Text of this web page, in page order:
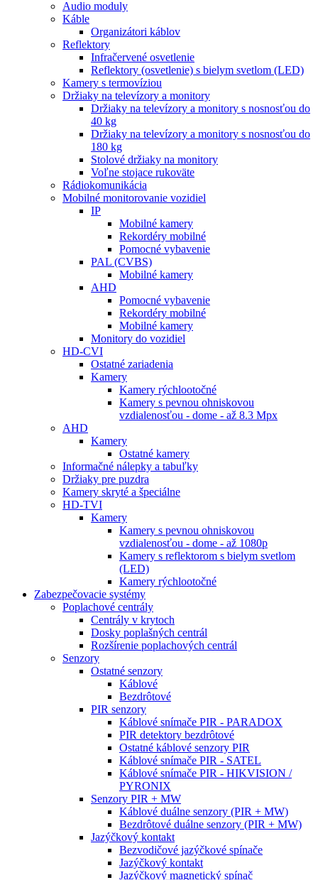
Audio moduly
Káble
Organizátori káblov
Reflektory
Infračervené osvetlenie
Reflektory (osvetlenie) s bielym svetlom (LED)
Kamery s termovíziou
Držiaky na televízory a monitory
Držiaky na televízory a monitory s nosnosťou do
40 kg
Držiaky na televízory a monitory s nosnosťou do
180 kg
Stolové držiaky na monitory
Voľne stojace rukoväte
Rádiokomunikácia
Mobilné monitorovanie vozidiel
IP
Mobilné kamery
Rekordéry mobilné
Pomocné vybavenie
PAL (CVBS)
Mobilné kamery
AHD
Pomocné vybavenie
Rekordéry mobilné
Mobilné kamery
Monitory do vozidiel
HD-CVI
Ostatné zariadenia
Kamery
Kamery rýchlootočné
Kamery s pevnou ohniskovou
vzdialenosťou - dome - až 8.3 Mpx
AHD
Kamery
Ostatné kamery
Informačné nálepky a tabuľky
Držiaky pre puzdra
Kamery skryté a špeciálne
HD-TVI
Kamery
Kamery s pevnou ohniskovou
vzdialenosťou - dome - až 1080p
Kamery s reflektorom s bielym svetlom
(LED)
Kamery rýchlootočné
Zabezpečovacie systémy
Poplachové centrály
Centrály v krytoch
Dosky poplašných centrál
Rozšírenie poplachových centrál
Senzory
Ostatné senzory
Káblové
Bezdrôtové
PIR senzory
Káblové snímače PIR - PARADOX
PIR detektory bezdrôtové
Ostatné káblové senzory PIR
Káblové snímače PIR - SATEL
Káblové snímače PIR - HIKVISION /
PYRONIX
Senzory PIR + MW
Káblové duálne senzory (PIR + MW)
Bezdrôtové duálne senzory (PIR + MW)
Jazýčkový kontakt
Bezvodičové jazýčkové spínače
Jazýčkový kontakt
Jazýčkový magnetický spínač